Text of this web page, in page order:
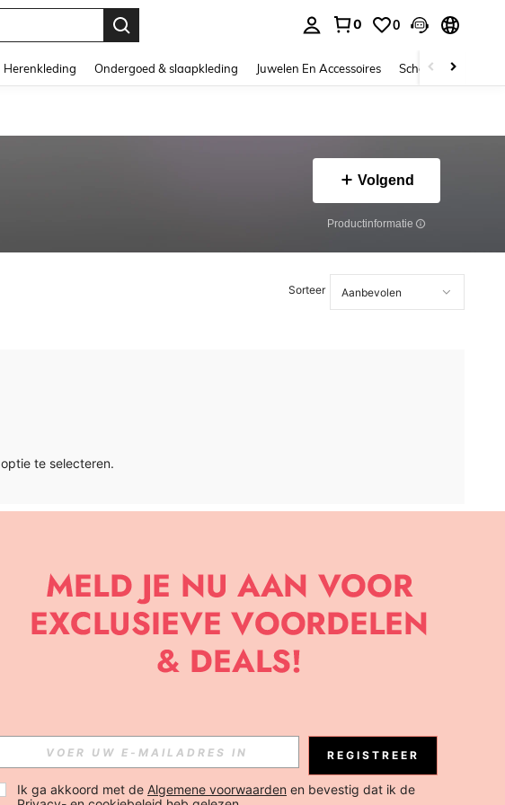
0 0
Herenkleding Ondergoed & slaapkleding Juwelen En Accessoires Schoonheid &
Volgend
Productinformatie
Sorteer
te selecteren.
ONZE NIEUWSBRIEF OM DE LAATSTE NIEUWE TRENDS EN KORTINGEN TE
IS MOGELIJK ELK MOMENT).
REGISTREER
Ik ga akkoord met de Algemene voorwaarden en bevestig dat ik de